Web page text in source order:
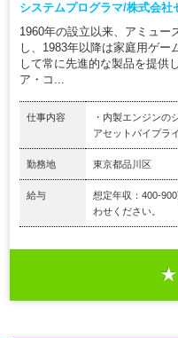
システムプログラマ/株式会社
1960年の設立以来、アミュー
し、1983年以降は家庭用ゲー
して常に先進的な製品を提供
ア・コ...
仕事内容
・内製エンジンの
アセットパイプラ
勤務地 東京都品川区
給与
想定年収：400-
わせください。